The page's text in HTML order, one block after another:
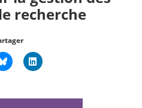
recherche